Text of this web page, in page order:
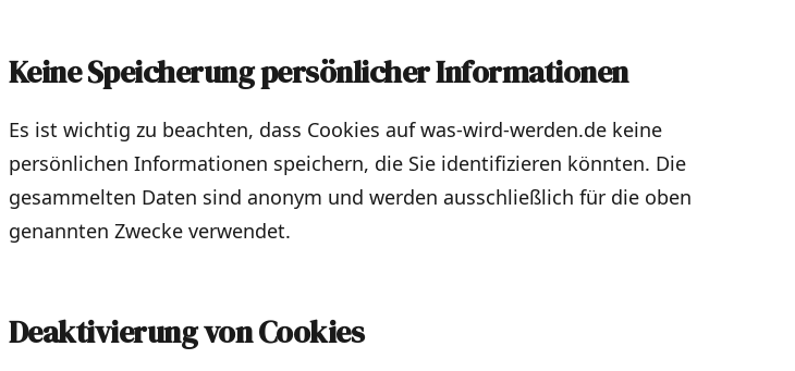
Keine Speicherung persönlicher Informationen
Es ist wichtig zu beachten, dass Cookies auf was-wird-werden.de keine
persönlichen Informationen speichern, die Sie identifizieren könnten. Die
gesammelten Daten sind anonym und werden ausschließlich für die oben
genannten Zwecke verwendet.
Deaktivierung von Cookies